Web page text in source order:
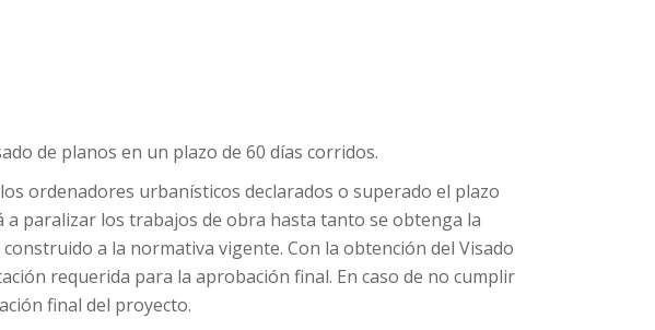
de planos en un plazo de 60 días corridos.
ordenadores urbanísticos declarados o superado el plazo
paralizar los trabajos de obra hasta tanto se obtenga la
a la normativa vigente. Con la obtención del Visado
requerida para la aprobación final. En caso de no cumplir
final del proyecto.